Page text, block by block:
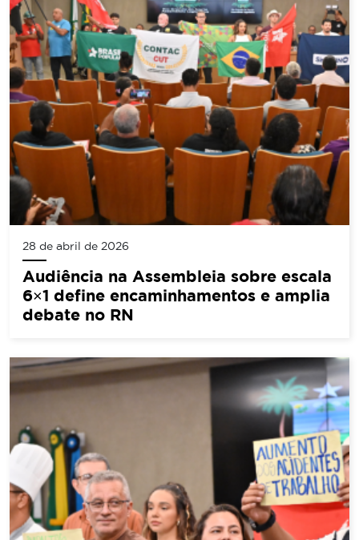
28 de abril de 2026
Audiência na Assembleia sobre escala
6×1 define encaminhamentos e amplia
debate no RN